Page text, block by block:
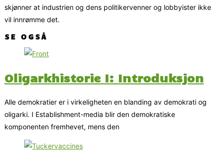
skjønner at industrien og dens politikervenner og lobbyister ikke
vil innrømme det.
SE OGSÅ
Oligarkhistorie I: Introduksjon
Alle demokratier er i virkeligheten en blanding av demokrati og
oligarki. I Establishment-media blir den demokratiske
komponenten fremhevet, mens den